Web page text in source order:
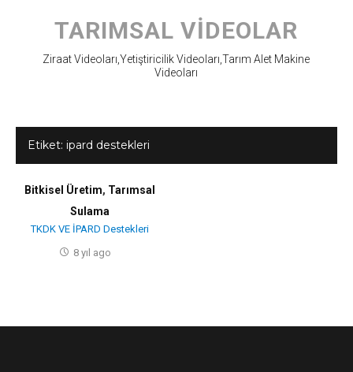
content
TARIMSAL VIDEOLAR
Ziraat Videoları,Yetiştiricilik Videoları,Tarım Alet Makine
Videoları
Etiket: ipard destekleri
Bitkisel Üretim, Tarımsal
Sulama
TKDK VE İPARD Destekleri
8 yıl ago